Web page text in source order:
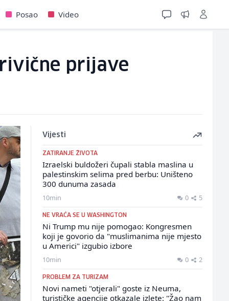
Posao Video
prijave
Vijesti
ZATIRANJE ŽIVOTA
Izraelski buldožeri čupali stabla maslina u
palestinskim selima pred berbu: Uništeno
300 dunuma zasada
10min 0 5
NE VRAĆA SE U WASHINGTON
Ni Trump mu nije pomogao: Kongresmen
koji je govorio da "muslimanima nije mjesto
u Americi" izgubio izbore
10min 0 2
PROBLEM ZA TURIZAM
Novi nameti "otjerali" goste iz Neuma,
turističke agencije otkazale izlete: "Žao nam